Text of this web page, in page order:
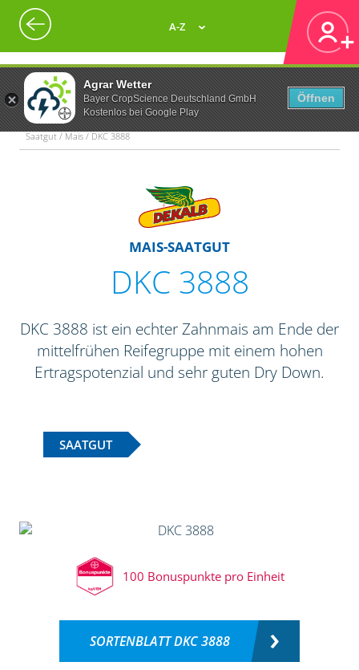
Agrar Wetter
Bayer CropScience Deutschland GmbH
Kostenlos bei Google Play
Öffnen
A-Z
Saatgut / Mais / DKC 3888
MAIS-SAATGUT
DKC 3888
DKC 3888 ist ein echter Zahnmais am Ende der
mittelfrühen Reifegruppe mit einem hohen
Ertragspotenzial und sehr guten Dry Down.
SAATGUT
100 Bonuspunkte pro Einheit
SORTENBLATT DKC 3888